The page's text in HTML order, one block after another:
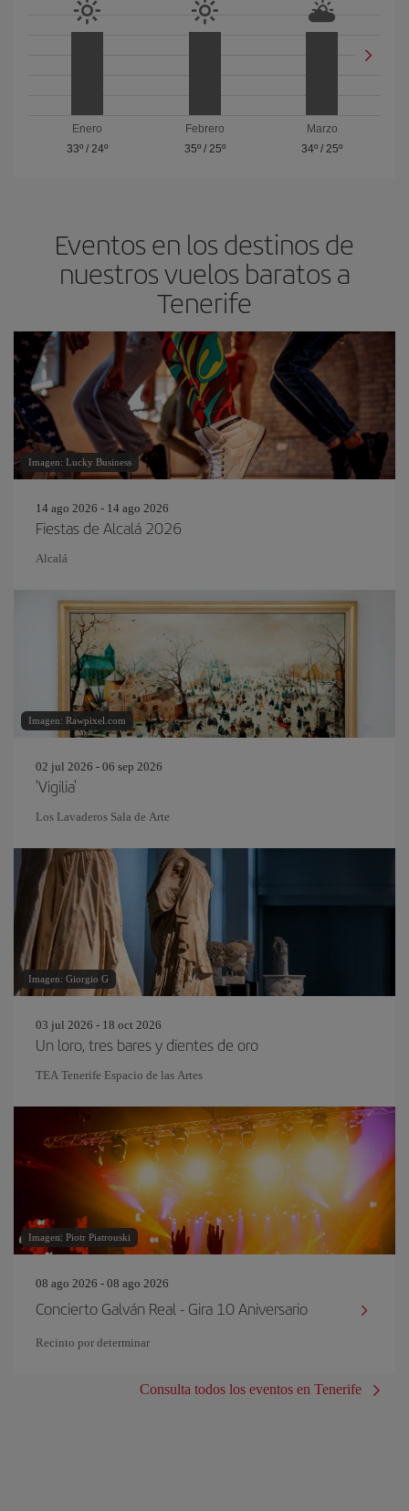
Enero
33º/ 24º
Febrero
35º/ 25º
Marzo
34º /25º
Eventos en los destinos de
nuestros vuelos baratos a
Tenerife
Imagen: Lucky Business
14 ago 2026 - 14 ago 2026
Fiestas de Alcalá 2026
Alcalá
Imagen: Rawpixel.com
02 jul 2026 - 06 sep 2026
'Vigilia'
Los Lavaderos Sala de Arte
Imagen: Giorgio G
03 jul 2026 - 18 oct 2026
Un loro, tres bares y dientes de oro
TEA Tenerife Espacio de las Artes
Imagen: Piotr Piatrouski
08 ago 2026 - 08 ago 2026
Concierto Galván Real - Gira 10 Aniversario
Recinto por determinar
Consulta todos los eventos en Tenerife